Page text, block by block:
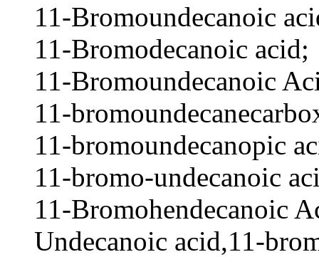
11-Bromoundecanoic
11-Bromodecanoic acid;
11-Bromoundecanoic
11-
11-bromoundecanopic
11-bromo-undecanoic
11-Bromohendecanoic
Undecanoic acid,11-